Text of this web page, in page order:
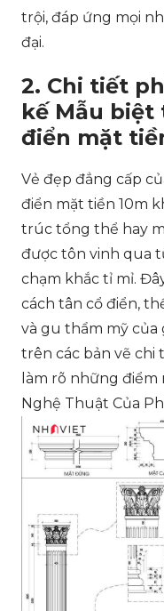
trội, đáp ứng mọi
đại.
2. Chi tiết
kế Mẫu biệt
điển mặt
Vẻ đẹp đẳng cấp
điển mặt tiền 10m
trúc tổng thể hay
được tôn vinh qua
chạm khắc tỉ mỉ.
cách tân cổ điển,
và gu thẩm mỹ của
trên các bản vẽ chi
làm rõ những điểm
Nghệ Thuật Của